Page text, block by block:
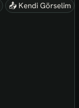
📤 Kendi Görselim